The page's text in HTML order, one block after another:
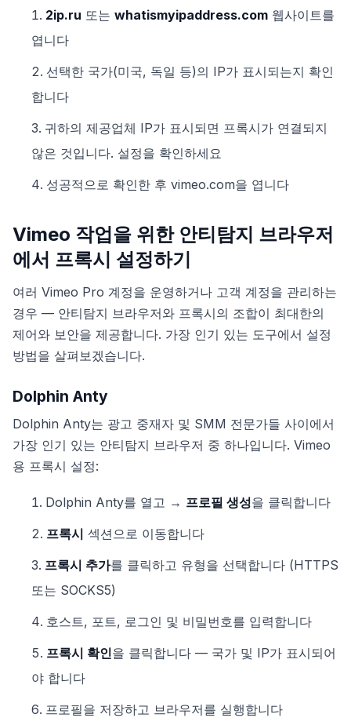
2ip.ru 또는 whatismyipaddress.com 웹사이트를
엽니다
선택한 국가(미국, 독일 등)의 IP가 표시되는지 확인
합니다
귀하의 제공업체 IP가 표시되면 프록시가 연결되지
않은 것입니다. 설정을 확인하세요
성공적으로 확인한 후 vimeo.com을 엽니다
Vimeo 작업을 위한 안티탐지 브라우저
에서 프록시 설정하기
여러 Vimeo Pro 계정을 운영하거나 고객 계정을 관리하는
경우 — 안티탐지 브라우저와 프록시의 조합이 최대한의
제어와 보안을 제공합니다. 가장 인기 있는 도구에서 설정
방법을 살펴보겠습니다.
Dolphin Anty
Dolphin Anty는 광고 중재자 및 SMM 전문가들 사이에서
가장 인기 있는 안티탐지 브라우저 중 하나입니다. Vimeo
용 프록시 설정:
Dolphin Anty를 열고 → 프로필 생성을 클릭합니다
프록시 섹션으로 이동합니다
프록시 추가를 클릭하고 유형을 선택합니다 (HTTPS
또는 SOCKS5)
호스트, 포트, 로그인 및 비밀번호를 입력합니다
프록시 확인을 클릭합니다 — 국가 및 IP가 표시되어
야 합니다
프로필을 저장하고 브라우저를 실행합니다